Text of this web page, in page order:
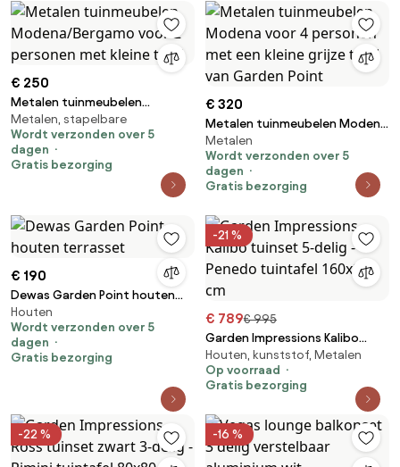
€ 250
Metalen tuinmeubelen
Modena/Bergamo voor 2
personen met kleine tafel
Metalen, stapelbare
Wordt verzonden over 5
dagen
Gratis bezorging
€ 320
Metalen tuinmeubelen Modena
voor 4 personen met een kleine
grijze tafel van Garden Point
Metalen
Wordt verzonden over 5
dagen
Gratis bezorging
€ 190
Dewas Garden Point houten
terrasset
Houten
Wordt verzonden over 5
dagen
Gratis bezorging
-21 %
€ 789€ 995
Garden Impressions Kalibo
tuinset 5-delig - Penedo
tuintafel 160x90 cm
Houten, kunststof, Metalen
Op voorraad
Gratis bezorging
-22 % -16 %